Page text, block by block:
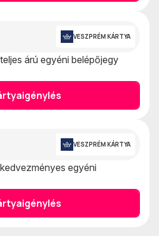
VESZPRÉM KÁRTYA
árú egyéni belépőjegy
VESZPRÉM KÁRTYA
egyéni